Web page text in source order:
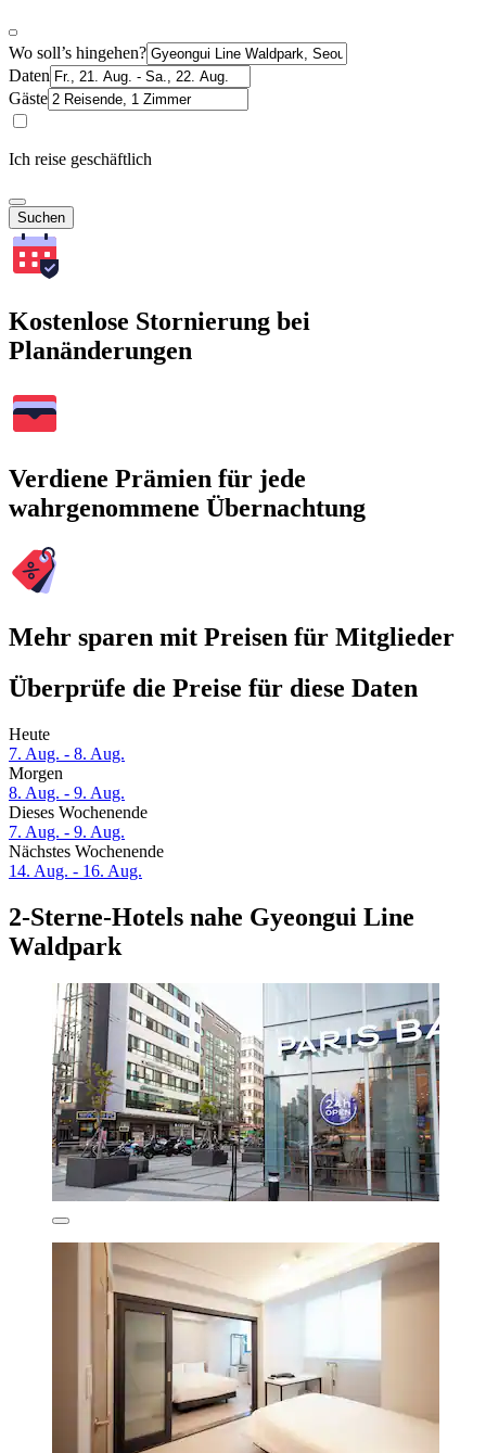
Wo soll’s hingehen?
Daten
Gäste
Ich reise geschäftlich
Suchen
Kostenlose Stornierung bei
Planänderungen
Verdiene Prämien für jede
wahrgenommene Übernachtung
Mehr sparen mit Preisen für Mitglieder
Überprüfe die Preise für diese Daten
Heute
7. Aug. - 8. Aug.
Morgen
8. Aug. - 9. Aug.
Dieses Wochenende
7. Aug. - 9. Aug.
Nächstes Wochenende
14. Aug. - 16. Aug.
2-Sterne-Hotels nahe Gyeongui Line
Waldpark